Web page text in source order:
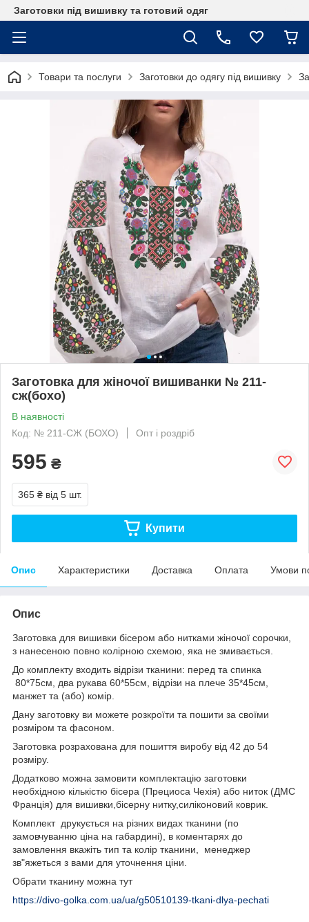
Заготовки під вишивку та готовий одяг
Товари та послуги Заготовки до одягу під вишивку
Заготовка для жіночої вишиванки № 211-
сж(бохо)
В наявності
Код: № 211-СЖ (БОХО)
Опт і роздріб
595 ₴
365 ₴ від 5 шт.
Купити
Опис Характеристики Доставка Оплата Умови
Опис
Заготовка для вишивки бісером або нитками жіночої сорочки,
з нанесеною повно колірною схемою, яка не змивається.
До комплекту входить відрізи тканини: перед та спинка
80*75см, два рукава 60*55см, відрізи на плече 35*45см,
манжет та (або) комір.
Дану заготовку ви можете розкроїти та пошити за своїми
розміром та фасоном.
Заготовка розрахована для пошиття виробу від 42 до 54
розміру.
Додатково можна замовити комплектацію заготовки
необхідною кількістю бісера (Прециоса Чехія) або ниток (ДМС
Франція) для вишивки,бісерну нитку,силіконовий коврик.
Комплект друкується на різних видах тканини (по
замовчуванню ціна на габардині), в коментарях до
замовлення вкажіть тип та колір тканини, менеджер
зв"яжеться з вами для уточнення ціни.
Обрати тканину можна тут
https://divo-golka.com.ua/ua/g50510139-tkani-dlya-pechati